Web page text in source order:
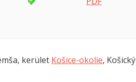
kerület Košice-okolie, Košický